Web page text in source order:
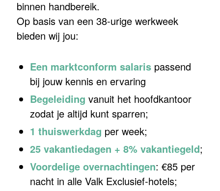
binnen handbereik.
Op basis van een 38‑urige werkweek
bieden wij jou:
Een marktconform salarispassend
bij jouw kennis en ervaring
Begeleiding vanuit het hoofdkantoor
zodat je altijd kunt sparren;
1 thuiswerkdag per week;
25 vakantiedagen + 8% vakantiegeld;
Voordelige overnachtingen: €85 per
nacht in alle Valk Exclusief‑hotels;